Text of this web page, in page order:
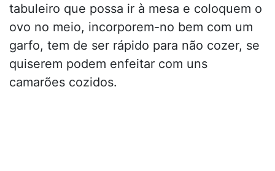
tabuleiro que possa ir à mesa e coloquem o
ovo no meio, incorporem-no bem com um
garfo, tem de ser rápido para não cozer, se
quiserem podem enfeitar com uns
camarões cozidos.